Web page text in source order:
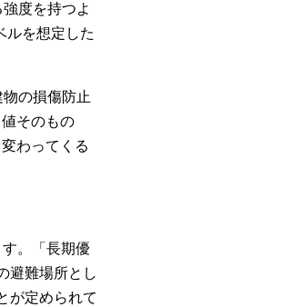
度を持つよ
ルを想定した
の損傷防止
そのもの
わってくる
。「長期優
避難場所とし
が定められて